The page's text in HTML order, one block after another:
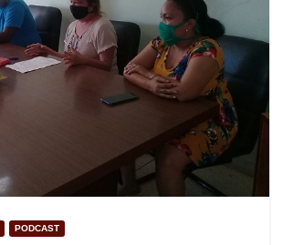
PODCAST